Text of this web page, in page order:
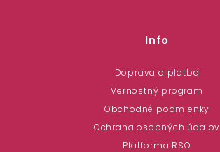
Info
Doprava a platba
Vernostný program
Obchodné podmienky
Ochrana osobných údajov
Platforma RSO